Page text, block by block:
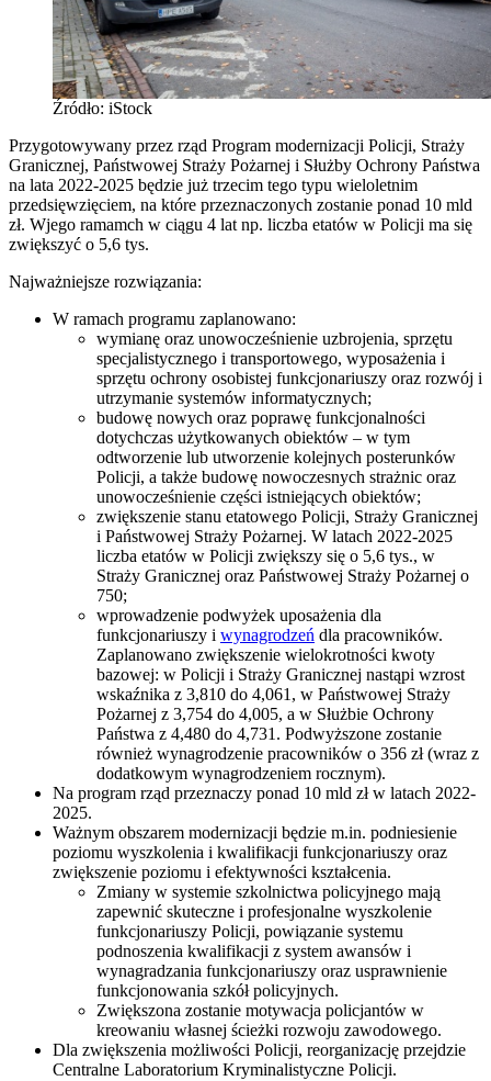
Źródło: iStock
Przygotowywany przez rząd Program modernizacji Policji, Straży
Granicznej, Państwowej Straży Pożarnej i Służby Ochrony Państwa
na lata 2022-2025 będzie już trzecim tego typu wieloletnim
przedsięwzięciem, na które przeznaczonych zostanie ponad 10 mld
zł. Wjego ramamch w ciągu 4 lat np. liczba etatów w Policji ma się
zwiększyć o 5,6 tys.
Najważniejsze rozwiązania:
W ramach programu zaplanowano:
wymianę oraz unowocześnienie uzbrojenia, sprzętu
specjalistycznego i transportowego, wyposażenia i
sprzętu ochrony osobistej funkcjonariuszy oraz rozwój i
utrzymanie systemów informatycznych;
budowę nowych oraz poprawę funkcjonalności
dotychczas użytkowanych obiektów – w tym
odtworzenie lub utworzenie kolejnych posterunków
Policji, a także budowę nowoczesnych strażnic oraz
unowocześnienie części istniejących obiektów;
zwiększenie stanu etatowego Policji, Straży Granicznej
i Państwowej Straży Pożarnej. W latach 2022-2025
liczba etatów w Policji zwiększy się o 5,6 tys., w
Straży Granicznej oraz Państwowej Straży Pożarnej o
750;
wprowadzenie podwyżek uposażenia dla
funkcjonariuszy i wynagrodzeń dla pracowników.
Zaplanowano zwiększenie wielokrotności kwoty
bazowej: w Policji i Straży Granicznej nastąpi wzrost
wskaźnika z 3,810 do 4,061, w Państwowej Straży
Pożarnej z 3,754 do 4,005, a w Służbie Ochrony
Państwa z 4,480 do 4,731. Podwyższone zostanie
również wynagrodzenie pracowników o 356 zł (wraz z
dodatkowym wynagrodzeniem rocznym).
Na program rząd przeznaczy ponad 10 mld zł w latach 2022-
2025.
Ważnym obszarem modernizacji będzie m.in. podniesienie
poziomu wyszkolenia i kwalifikacji funkcjonariuszy oraz
zwiększenie poziomu i efektywności kształcenia.
Zmiany w systemie szkolnictwa policyjnego mają
zapewnić skuteczne i profesjonalne wyszkolenie
funkcjonariuszy Policji, powiązanie systemu
podnoszenia kwalifikacji z system awansów i
wynagradzania funkcjonariuszy oraz usprawnienie
funkcjonowania szkół policyjnych.
Zwiększona zostanie motywacja policjantów w
kreowaniu własnej ścieżki rozwoju zawodowego.
Dla zwiększenia możliwości Policji, reorganizację przejdzie
Centralne Laboratorium Kryminalistyczne Policji.